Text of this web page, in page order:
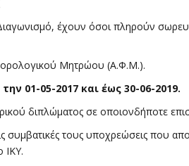
έχουν όσοι πληρούν
Μητρώου (Α.Φ.Μ.).
01-05-2017 και έως 30-06-2019.
διπλώματος σε οποιονδήποτε
συμβατικές τους υποχρεώσεις που
ΙΚΥ.